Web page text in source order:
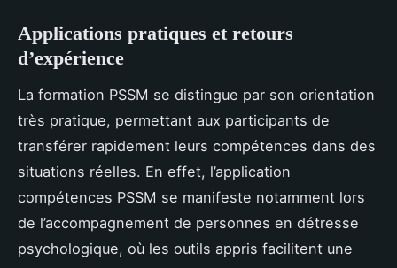
Applications pratiques et retours
d’expérience
La formation PSSM se distingue par son orientation
très pratique, permettant aux participants de
transférer rapidement leurs compétences dans des
situations réelles. En effet, l’application
compétences PSSM se manifeste notamment lors
de l’accompagnement de personnes en détresse
psychologique, où les outils appris facilitent une